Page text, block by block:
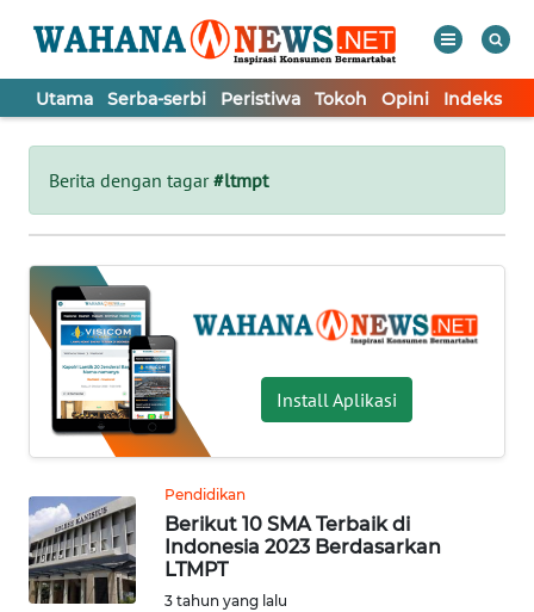
Utama Serba-serbi Peristiwa Tokoh Opini Indeks
Berita dengan tagar#ltmpt
Install Aplikasi
Pendidikan
Berikut 10 SMA Terbaik di
Indonesia 2023 Berdasarkan
LTMPT
3 tahun yang lalu
Tutup
UTAMA
SERBA-
SERBI
PERISTIWA
TOKOH
OPINI
Informasi